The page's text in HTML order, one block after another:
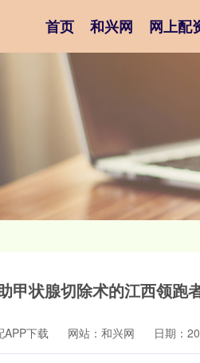
首页 和兴网 网上配
甲状腺切除术的江西领
APP下载 网站：和兴网 日期：